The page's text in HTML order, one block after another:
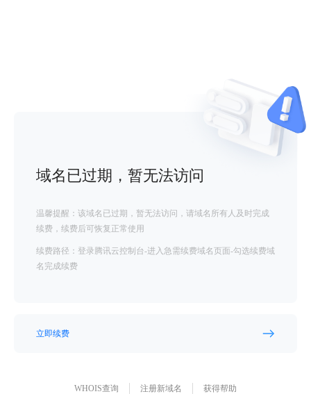
域名已过期，暂无法访问
温馨提醒：该域名已过期，暂无法访问，请域名所有人及时完成
续费，续费后可恢复正常使用
续费路径：登录腾讯云控制台-进入急需续费域名页面-勾选续费域
名完成续费
立即续费
WHOIS查询 注册新域名 获得帮助